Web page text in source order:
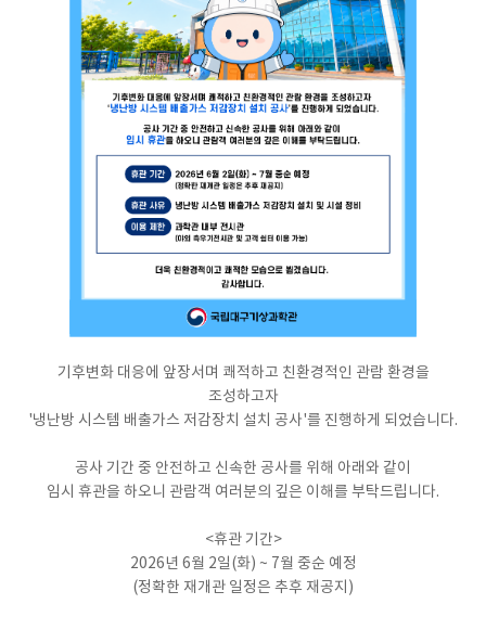
기후변화 대응에 앞장서며 쾌적하고 친환경적인 관람 환경을
조성하고자
'냉난방 시스템 배출가스 저감장치 설치 공사'를 진행하게 되었습니다.
공사 기간 중 안전하고 신속한 공사를 위해 아래와 같이
임시 휴관을 하오니 관람객 여러분의 깊은 이해를 부탁드립니다.
<휴관 기간>
2026년 6월 2일(화) ~ 7월 중순 예정
(정확한 재개관 일정은 추후 재공지)